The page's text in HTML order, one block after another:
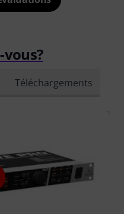
vous?
Téléchargements